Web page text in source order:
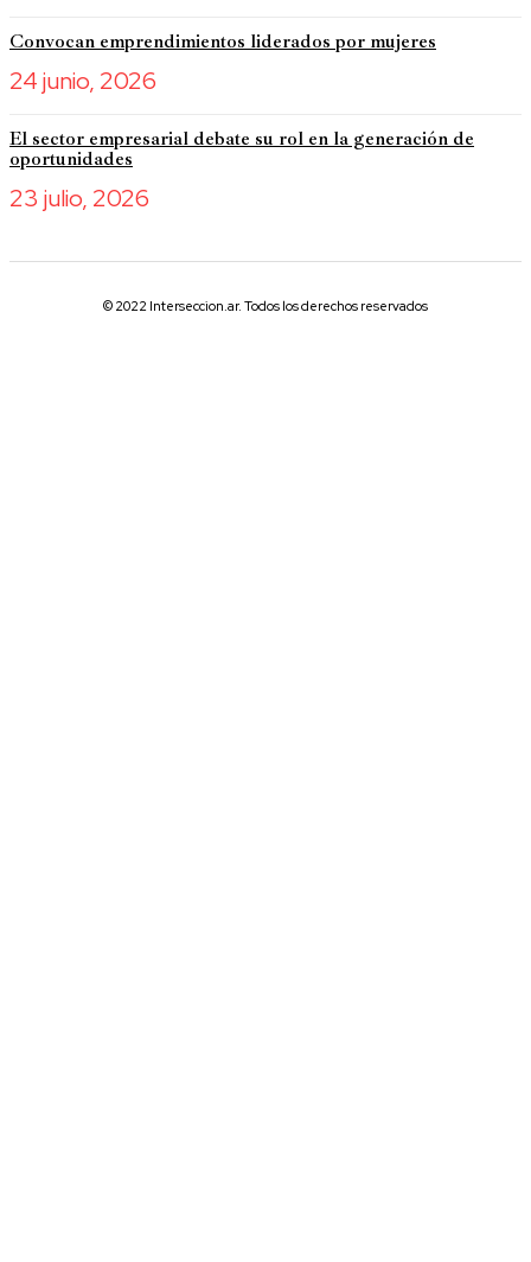
Convocan emprendimientos liderados por mujeres
24 junio, 2026
El sector empresarial debate su rol en la generación de
oportunidades
23 julio, 2026
© 2022 Interseccion.ar. Todos los derechos reservados